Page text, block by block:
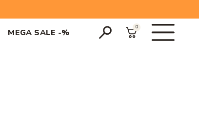
MEGA SALE -%
0